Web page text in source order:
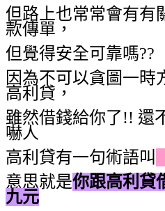
但路上也常常會有有
款傳單，
但覺得安全可靠嗎??
因為不可以貪圖一時
高利貸，
雖然借錢給你了!! 還
嚇人
高利貸有一句術語叫
意思就是你跟高利貸
九元